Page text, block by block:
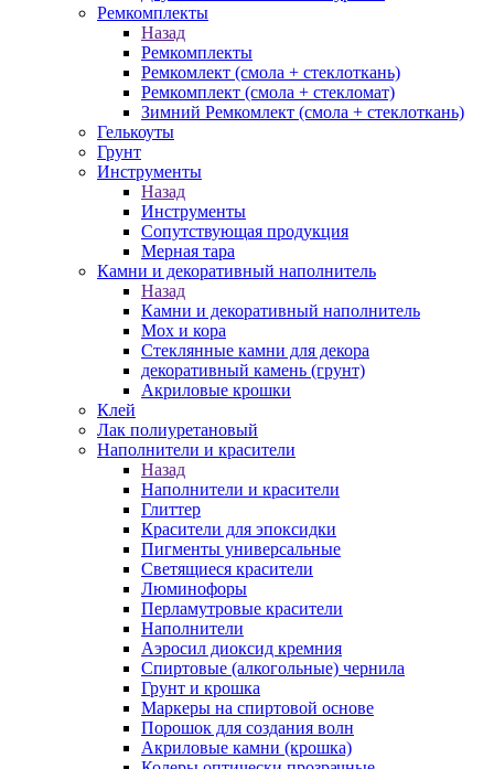
Ремкомплекты
Назад
Ремкомплекты
Ремкомлект (смола + стеклоткань)
Ремкомплект (смола + стекломат)
Зимний Ремкомлект (смола + стеклоткань)
Гелькоуты
Грунт
Инструменты
Назад
Инструменты
Сопутствующая продукция
Мерная тара
Камни и декоративный наполнитель
Назад
Камни и декоративный наполнитель
Мох и кора
Стеклянные камни для декора
декоративный камень (грунт)
Акриловые крошки
Клей
Лак полиуретановый
Наполнители и красители
Назад
Наполнители и красители
Глиттер
Красители для эпоксидки
Пигменты универсальные
Светящиеся красители
Люминофоры
Перламутровые красители
Наполнители
Аэросил диоксид кремния
Спиртовые (алкогольные) чернила
Грунт и крошка
Маркеры на спиртовой основе
Порошок для создания волн
Акриловые камни (крошка)